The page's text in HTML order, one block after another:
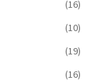
(16)
(10)
(19)
(16)